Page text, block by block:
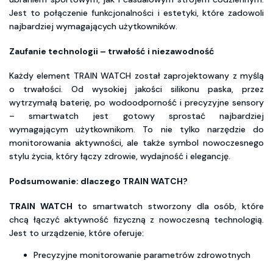
Jest to połączenie funkcjonalności i estetyki, które zadowoli
najbardziej wymagających użytkowników.
Zaufanie technologii – trwałość i niezawodność
Każdy element TRAIN WATCH został zaprojektowany z myślą
o trwałości. Od wysokiej jakości silikonu paska, przez
wytrzymałą baterię, po wodoodporność i precyzyjne sensory
– smartwatch jest gotowy sprostać najbardziej
wymagającym użytkownikom. To nie tylko narzędzie do
monitorowania aktywności, ale także symbol nowoczesnego
stylu życia, który łączy zdrowie, wydajność i elegancję.
Podsumowanie: dlaczego TRAIN WATCH?
TRAIN WATCH to smartwatch stworzony dla osób, które
chcą łączyć aktywność fizyczną z nowoczesną technologią.
Jest to urządzenie, które oferuje:
Precyzyjne monitorowanie parametrów zdrowotnych